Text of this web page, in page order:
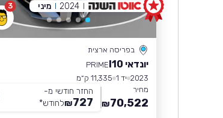
3
בפריסה ארצית
יונדאי I10
PRIME
2023 יד 1
11,335 ק״מ
מחיר
70,522
₪
החזר חודשי מ-
727
₪לחודש*
2024 מיני